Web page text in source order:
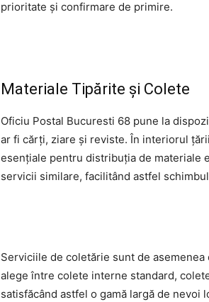
prioritate și confirmare de primire.
Materiale Tipărite și Colete
Oficiu Postal Bucuresti 68 pune la
ar fi cărți, ziare și reviste. În interiorul
esențiale pentru distribuția de materiale
servicii similare, facilitând astfel
Serviciile de coletărie sunt de
alege între colete interne standard,
satisfăcând astfel o gamă largă de